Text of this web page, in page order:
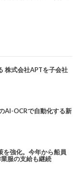
株式会社APTを子会社
AI-OCRで自動化する新
を強化。今年から船員
服の支給も継続